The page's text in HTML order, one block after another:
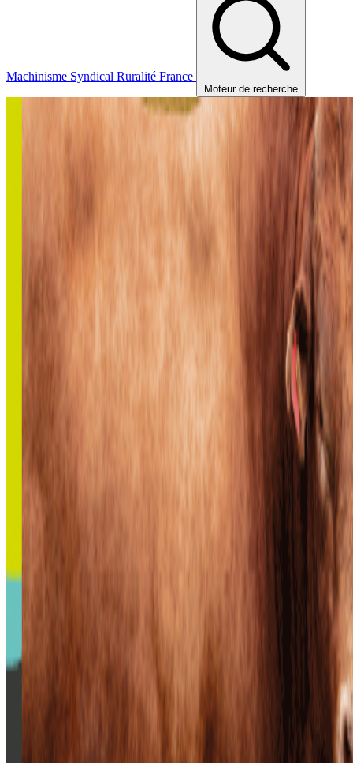
Machinisme Syndical Ruralité France
Moteur de recherche